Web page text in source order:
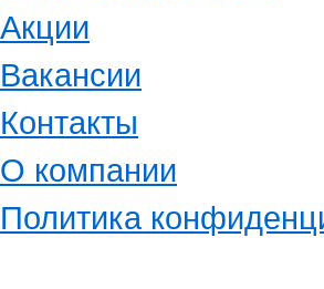
Акции
Вакансии
Контакты
О компании
Политика